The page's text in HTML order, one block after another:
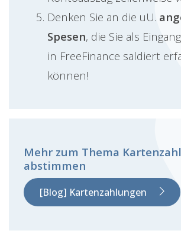
Denken Sie an die uU.
Spesen, die Sie als
in FreeFinance saldiert
können!
Mehr zum Thema
abstimmen
[Blog] Kartenzahlungen